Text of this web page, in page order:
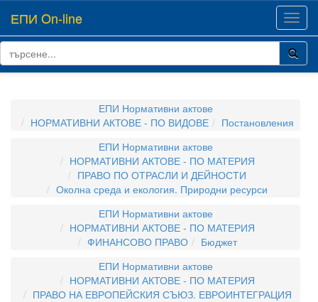
ЕПИ On-line
ЕПИ Нормативни актове
НОРМАТИВНИ АКТОВЕ - ПО ВИДОВЕ
Постановления
ЕПИ Нормативни актове
НОРМАТИВНИ АКТОВЕ - ПО МАТЕРИЯ
ПРАВО ПО ОТРАСЛИ И ДЕЙНОСТИ
Околна среда и екология. Природни ресурси
ЕПИ Нормативни актове
НОРМАТИВНИ АКТОВЕ - ПО МАТЕРИЯ
ФИНАНСОВО ПРАВО
Бюджет
ЕПИ Нормативни актове
НОРМАТИВНИ АКТОВЕ - ПО МАТЕРИЯ
ПРАВО НА ЕВРОПЕЙСКИЯ СЪЮЗ. ЕВРОИНТЕГРАЦИЯ